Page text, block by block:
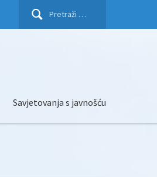
Pretraži:
Savjetovanja s javnošću